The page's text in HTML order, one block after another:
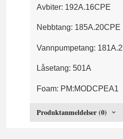
Avbiter: 192A.16CPE
Nebbtang: 185A.20CPE
Vannpumpetang:
Låsetang: 501A
Foam: PM:MODCPEA1
Produktanmeldelser (0)